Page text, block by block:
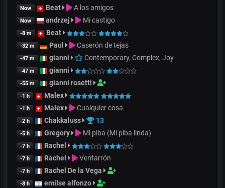
Now Beat A los amigos
Now andrzej Mi castigo
-8 m Beat
-32 m Paul Caserón de tejas
-47 m gianni Contemporary, Complex, Joy
-47 m gianni
-55 m gianni rosetti
-1 h Malex
-1 h Malex Cualquier cosa
-2 h Chakkaluss 13
-5 h Gregory Mi piba (Mi piba linda)
-7 h Rachel
-7 h Rachel Ventarrón
-7 h Rachel De la Vega
-8 h emilse alfonzo